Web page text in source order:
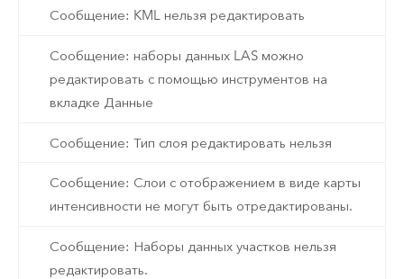
Сообщение: KML нельзя редактировать
Сообщение: наборы данных LAS можно
редактировать с помощью инструментов на
вкладке Данные
Сообщение: Тип слоя редактировать нельзя
Сообщение: Слои с отображением в виде карты
интенсивности не могут быть отредактированы.
Сообщение: Наборы данных участков нельзя
редактировать.